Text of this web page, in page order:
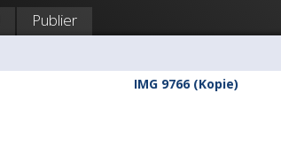
Publier
IMG 9766 (Kopie)